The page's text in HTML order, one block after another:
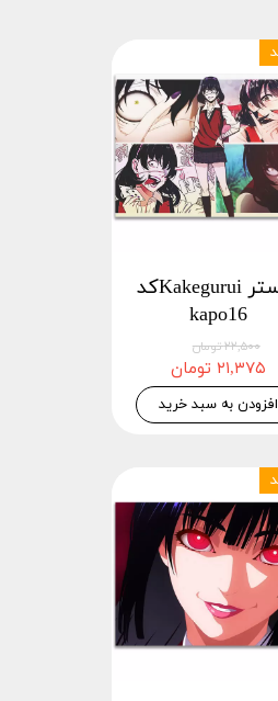
پوستر Kakeguruiکد
kapo16
۲۲,۵۰۰ تومان
۲۱,۳۷۵ تومان
افزودن به سبد خرید